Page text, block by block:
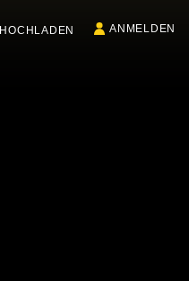
HOCHLADEN ANMELDEN